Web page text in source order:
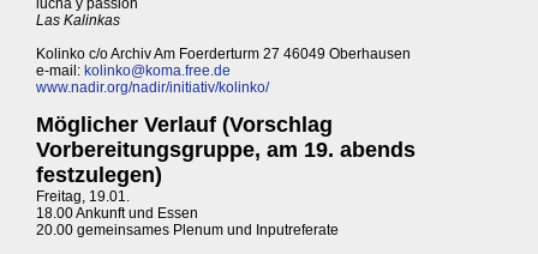
lucha y passion
Las Kalinkas
Kolinko c/o Archiv Am Foerderturm 27 46049 Oberhausen
e-mail: kolinko@koma.free.de
www.nadir.org/nadir/initiativ/kolinko/
Möglicher Verlauf (Vorschlag
Vorbereitungsgruppe, am 19. abends
festzulegen)
Freitag, 19.01.
18.00 Ankunft und Essen
20.00 gemeinsames Plenum und Inputreferate